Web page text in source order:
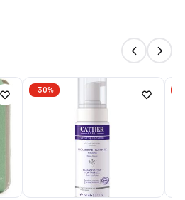
-30%